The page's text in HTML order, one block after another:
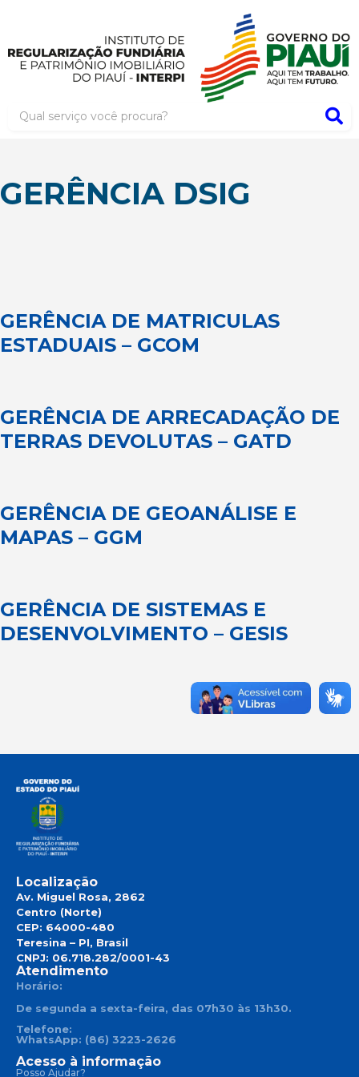
GERÊNCIA DSIG
GERÊNCIA DE MATRICULAS
ESTADUAIS – GCOM
GERÊNCIA DE ARRECADAÇÃO DE
TERRAS DEVOLUTAS – GATD
GERÊNCIA DE GEOANÁLISE E
MAPAS – GGM
GERÊNCIA DE SISTEMAS E
DESENVOLVIMENTO – GESIS
Localização
Av. Miguel Rosa, 2862
Centro (Norte)
CEP: 64000-480
Teresina – PI, Brasil
CNPJ: 06.718.282/0001-43
Atendimento
Horário:
De segunda a sexta-feira, das 07h30 às 13h30.
Telefone:
WhatsApp: (86) 3223-2626
Acesso à informação
Posso Ajudar?